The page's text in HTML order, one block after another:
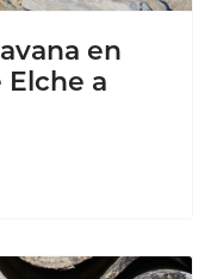
en
Elche a